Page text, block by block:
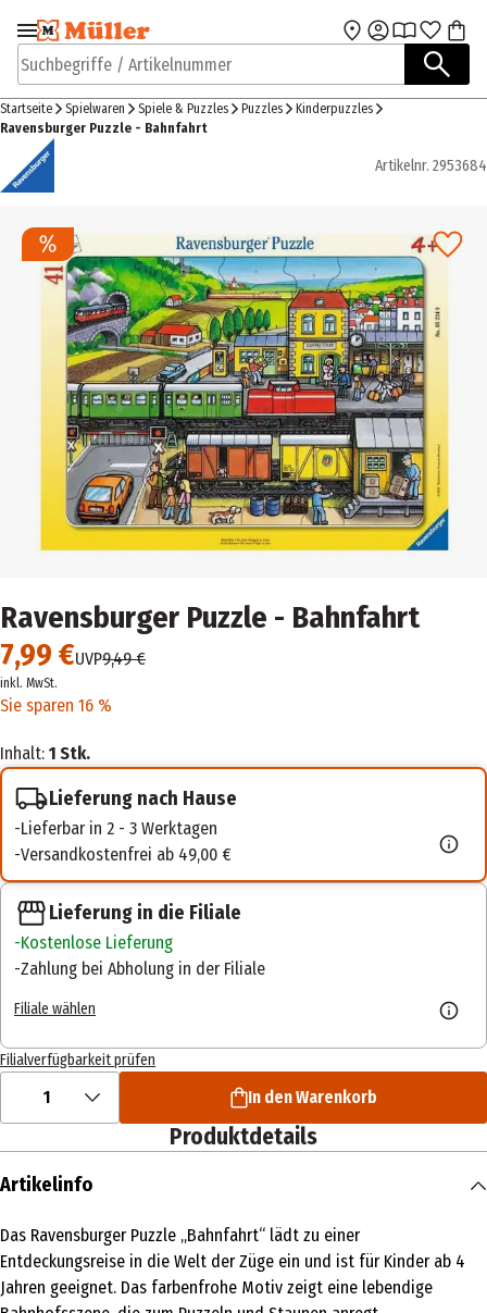
Zur Navigation
springen
Zum Hauptinhalt
Suchbegriffe / Artikelnummer
Startseite Spielwaren Spiele & Puzzles Puzzles
Kinderpuzzles
Ravensburger Puzzle - Bahnfahrt
Artikelnr. 2953684
Ravensburger Puzzle - Bahnfahrt
7,99 €UVP9,49 €
inkl. MwSt.
Sie sparen 16 %
Inhalt: 1 Stk.
Lieferung nach Hause
Lieferbar in 2 - 3 Werktagen
Versandkostenfrei ab 49,00 €
Lieferung in die Filiale
Kostenlose Lieferung
Zahlung bei Abholung in der Filiale
Filiale wählen
Filialverfügbarkeit prüfen
1 In den Warenkorb
Produktdetails
Artikelinfo
Das Ravensburger Puzzle „Bahnfahrt“ lädt zu einer
Entdeckungsreise in die Welt der Züge ein und ist für Kinder ab 4
Jahren geeignet. Das farbenfrohe Motiv zeigt eine lebendige